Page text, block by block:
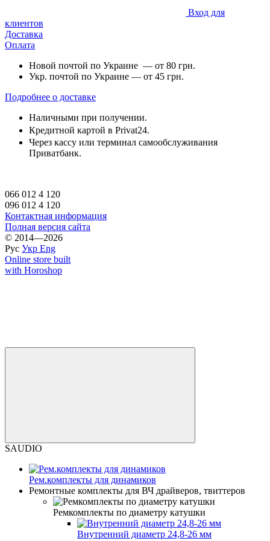
Вход для
клиентов
Доставка
Оплата
Новой почтой по Украине — от 80 грн.
Укр. почтой по Украине — от 45 грн.
Подробнее о доставке
Наличными при получении.
Кредитной картой в Privat24.
Через кассу или терминал самообслуживания
Приватбанк.
066 012 4 120
096 012 4 120
Контактная информация
Полная версия сайта
© 2014—2026
Рус Укр Eng
Online store built
with Horoshop
SAUDIO
Рем.комплекты для динамиков
Ремонтные комплекты для ВЧ драйверов, твиттеров
Ремкомплекты по диаметру катушки
Внутренний диаметр 24,8-26 мм